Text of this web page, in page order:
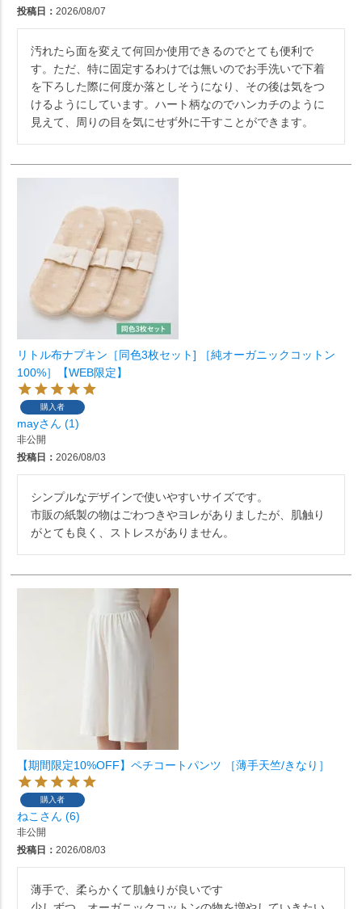
投稿日
2026/08/07
汚れたら面を変えて何回か使用できるのでとても便利で
す。ただ、特に固定するわけでは無いのでお手洗いで下着
を下ろした際に何度か落としそうになり、その後は気をつ
けるようにしています。ハート柄なのでハンカチのように
リトル布ナプキン［同色3枚セット] ［純オーガニックコットン
100%］【WEB限定】
購入者
may 1
非公開
投稿日
2026/08/03
シンプルなデザインで使いやすいサイズです。
市販の紙製の物はごわつきやヨレがありましたが、肌触り
がとても良く、ストレスがありません。
【期間限定10%OFF】ペチコートパンツ ［薄手天竺/きなり］
購入者
ねこ 6
非公開
投稿日
2026/08/03
薄手で、柔らかくて肌触りが良いです